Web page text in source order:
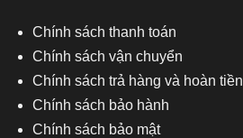
Chính sách thanh toán
Chính sách vận chuyển
Chính sách trả hàng và hoàn tiền
Chính sách bảo hành
Chính sách bảo mật